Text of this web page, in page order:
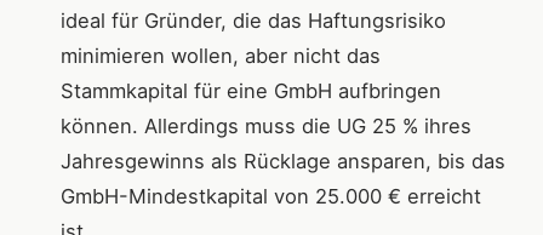
ideal für Gründer, die das Haftungsrisiko
minimieren wollen, aber nicht das
Stammkapital für eine GmbH aufbringen
können. Allerdings muss die UG 25 % ihres
Jahresgewinns als Rücklage ansparen, bis das
GmbH-Mindestkapital von 25.000 € erreicht